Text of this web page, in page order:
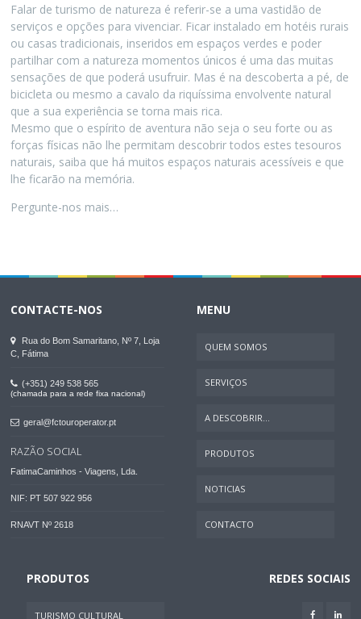
Falar de turismo de natureza é referir-se a uma vastidão de
serviços e opções para vivenciar. Ficar instalado em hotéis rurais
ou casas tradicionais, inseridos em espaços verdes e poder
partilhar com a natureza momentos únicos é uma das muitas
sensações de que poderá usufruir. Mas é na descoberta a pé, de
bicicleta ou mesmo a cavalo da riquíssima envolvente natural
que a sua experiência se torna mais rica.
Mesmo que o espírito de aventura não seja o seu forte ou as
forças físicas não lhe permitam descobrir todos estes tesouros
naturais, saiba que há muitos espaços naturais acessíveis e que
lhe ficarão na memória.
Pergunte-nos mais…
CONTACTE-NOS
Rua do Bom Samaritano, Nº 7, Loja
C, Fátima
(+351) 249 538 565
(chamada para a rede fixa nacional)
geral@fctouroperator.pt
RAZÃO SOCIAL
FatimaCaminhos - Viagens, Lda.
NIF: PT 507 922 956
RNAVT Nº 2618
MENU
QUEM SOMOS
SERVIÇOS
A DESCOBRIR...
PRODUTOS
NOTICIAS
CONTACTO
PRODUTOS
TURISMO CULTURAL
REDES SOCIAIS